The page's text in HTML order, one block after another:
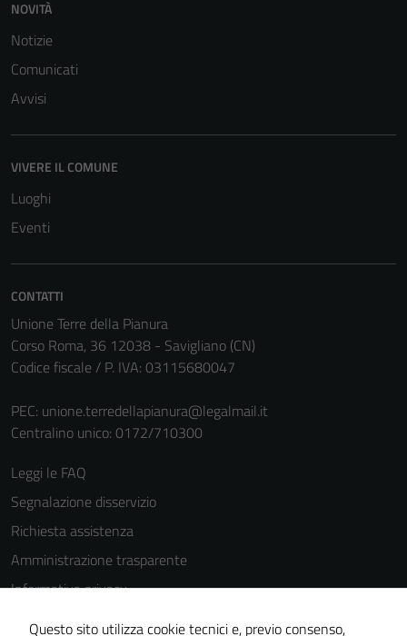
NOVITÀ
Notizie
Comunicati
Avvisi
VIVERE IL COMUNE
Luoghi
Eventi
CONTATTI
Unione Terre della Pianura
Corso Roma, 36 12038 - Savigliano (CN)
Codice fiscale / P. IVA: 03115680047
PEC: unione.terredellapianura@legalmail.it
Centralino unico: 0172/710300
Leggi le FAQ
Segnalazione disservizio
Richiesta assistenza
Amministrazione trasparente
Informativa privacy
Cookie Policy
Questo sito utilizza cookie tecnici e, previo consenso,
essere
sono
servizi esterni
anche per la